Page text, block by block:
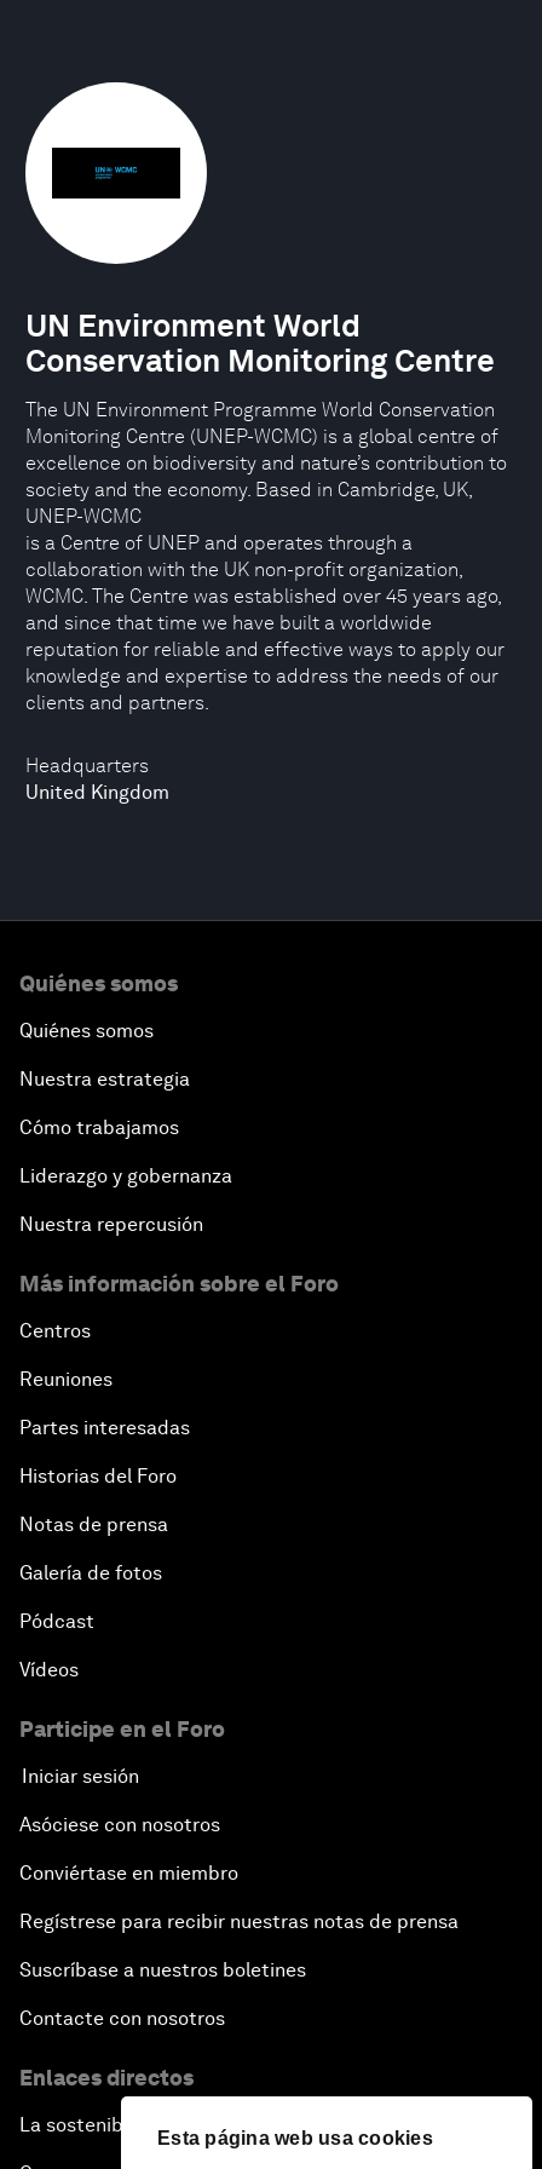
Esta página web usa cookies
Headquarters
United Kingdom
UN Environment World
Conservation Monitoring Centre
The UN Environment Programme World Conservation
Monitoring Centre (UNEP-WCMC) is a global centre of
excellence on biodiversity and nature’s contribution to
society and the economy. Based in Cambridge, UK,
UNEP-WCMC
is a Centre of UNEP and operates through a
collaboration with the UK non-profit organization,
WCMC. The Centre was established over 45 years ago,
and since that time we have built a worldwide
reputation for reliable and effective ways to apply our
knowledge and expertise to address the needs of our
clients and partners.
Quiénes somos
Quiénes somos
Nuestra estrategia
Cómo trabajamos
Liderazgo y gobernanza
Nuestra repercusión
Más información sobre el Foro
Centros
Reuniones
Partes interesadas
Historias del Foro
Notas de prensa
Galería de fotos
Pódcast
Vídeos
Participe en el Foro
Iniciar sesión
Asóciese con nosotros
Conviértase en miembro
Regístrese para recibir nuestras notas de prensa
Suscríbase a nuestros boletines
Contacte con nosotros
Enlaces directos
La sostenibilidad en el Foro